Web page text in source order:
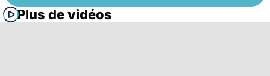
Plus de vidéos